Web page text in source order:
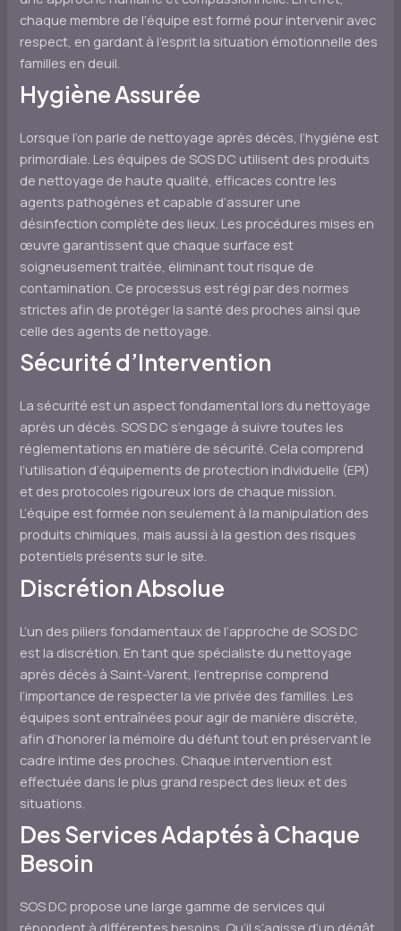
chaque membre de l’équipe est formé pour intervenir avec
respect, en gardant à l’esprit la situation émotionnelle des
familles en deuil.
Hygiène Assurée
Lorsque l’on parle de nettoyage après décès, l’hygiène est
primordiale. Les équipes de SOS DC utilisent des produits
de nettoyage de haute qualité, efficaces contre les
agents pathogènes et capable d’assurer une
désinfection complète des lieux. Les procédures mises en
œuvre garantissent que chaque surface est
soigneusement traitée, éliminant tout risque de
contamination. Ce processus est régi par des normes
strictes afin de protéger la santé des proches ainsi que
celle des agents de nettoyage.
Sécurité d’Intervention
La sécurité est un aspect fondamental lors du nettoyage
après un décès. SOS DC s’engage à suivre toutes les
réglementations en matière de sécurité. Cela comprend
l’utilisation d’équipements de protection individuelle (EPI)
et des protocoles rigoureux lors de chaque mission.
L’équipe est formée non seulement à la manipulation des
produits chimiques, mais aussi à la gestion des risques
potentiels présents sur le site.
Discrétion Absolue
L’un des piliers fondamentaux de l’approche de SOS DC
est la discrétion. En tant que spécialiste du nettoyage
après décès à Saint-Varent, l’entreprise comprend
l’importance de respecter la vie privée des familles. Les
équipes sont entraînées pour agir de manière discrète,
afin d’honorer la mémoire du défunt tout en préservant le
cadre intime des proches. Chaque intervention est
effectuée dans le plus grand respect des lieux et des
situations.
Des Services Adaptés à Chaque
Besoin
SOS DC propose une large gamme de services qui